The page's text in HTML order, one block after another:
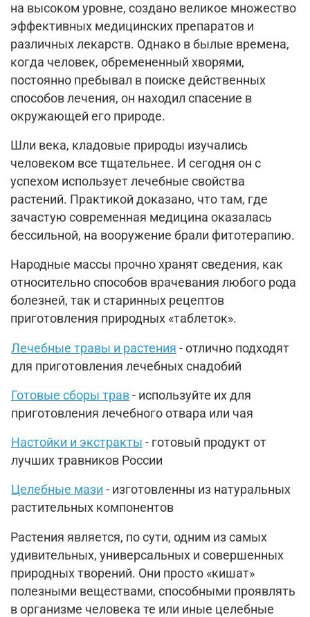
на высоком уровне, создано великое множество
эффективных медицинских препаратов и
различных лекарств. Однако в былые времена,
когда человек, обремененный хворями,
постоянно пребывал в поиске действенных
способов лечения, он находил спасение в
окружающей его природе.
Шли века, кладовые природы изучались
человеком все тщательнее. И сегодня он с
успехом использует лечебные свойства
растений. Практикой доказано, что там, где
зачастую современная медицина оказалась
бессильной, на вооружение брали фитотерапию.
Народные массы прочно хранят сведения, как
относительно способов врачевания любого рода
болезней, так и старинных рецептов
приготовления природных «таблеток».
Лечебные травы и растения - отлично подходят
для приготовления лечебных снадобий
Готовые сборы трав - используйте их для
приготовления лечебного отвара или чая
Настойки и экстракты - готовый продукт от
лучших травников России
Целебные мази - изготовленны из натуральных
растительных компонентов
Растения является, по сути, одним из самых
удивительных, универсальных и совершенных
природных творений. Они просто «кишат»
полезными веществами, способными проявлять
в организме человека те или иные целебные